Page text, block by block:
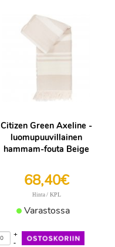
Citizen Green Axeline -
luomupuuvillainen
hammam-fouta Beige
68,40€
Hinta / KPL
Varastossa
-
+